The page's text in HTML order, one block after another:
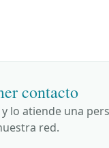
contacto
lo atiende una
red.